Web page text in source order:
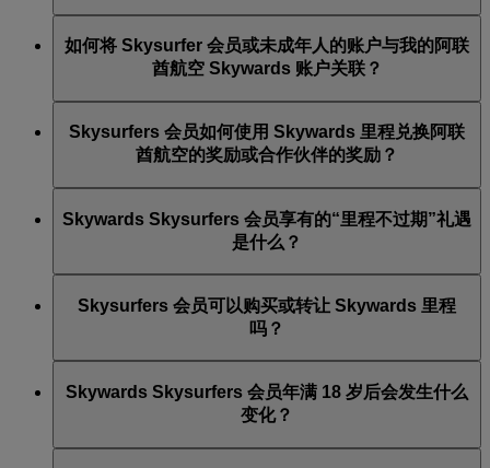
伴使用。
Skywards Skysurfers 金卡会员：
以上）同伴进入，或者同伴本身有资格使用该贵宾
一旦完成注册，子女的账户将与家长或监护人的个人账
户保持关联，直至子女年满 18 周岁。在此期间，仅限一
合以下条件的情况下使用：家长/监护人为阿联酋航空
Skywards 会员，并且其账户与子女的账户关联
如何将 Skysurfer 会员或未成年人的账户与我的阿联
酋航空 Skywards 账户关联？
庭成员。你必须是“我的家庭”账户中的家庭主会员，你
的孩子必须已经是 Skywards Skysurfers 会员，并且你是
Skysurfers 会员如何使用 Skywards 里程兑换阿联
酋航空的奖励或合作伙伴的奖励？
阿联酋航空航班及指定合作伙伴航空公司的产品和服
务。如果你已将 Skysurfers 会员的账户与你的账户关
航班时需要帮助，你也可以通过Live Chat与我们交流，
阿联酋航空联络中心
以及从商务舱到头等舱的升舱奖励仅面向 9 岁及以上的
乘客提供。
Skywards Skysurfers 会员享有的“里程不过期”礼遇
是什么？
不变，其账户中持有的任何 Skywards 里程就不会过期。
Skysurfers 会员年满 18 岁并成为 Skywards 会员后，其
Skywards 计划规则中的“Skywards Skysurfers”部分第 3.5
Skysurfers 会员可以购买或转让 Skywards 里程
吗？
里程、恢复已过期的 Skywards 里程或延长 Skywards 里
程有效期。此外，他们也不符合通过“赠送或转让
Skywards Skysurfers 会员年满 18 岁后会发生什么
变化？